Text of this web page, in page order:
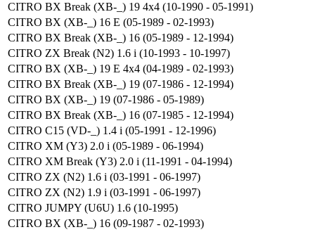
CITRO BX Break (XB-_) 19 4x4 (10-1990 - 05-1991)
CITRO BX (XB-_) 16 E (05-1989 - 02-1993)
CITRO BX Break (XB-_) 16 (05-1989 - 12-1994)
CITRO ZX Break (N2) 1.6 i (10-1993 - 10-1997)
CITRO BX (XB-_) 19 E 4x4 (04-1989 - 02-1993)
CITRO BX Break (XB-_) 19 (07-1986 - 12-1994)
CITRO BX (XB-_) 19 (07-1986 - 05-1989)
CITRO BX Break (XB-_) 16 (07-1985 - 12-1994)
CITRO C15 (VD-_) 1.4 i (05-1991 - 12-1996)
CITRO XM (Y3) 2.0 i (05-1989 - 06-1994)
CITRO XM Break (Y3) 2.0 i (11-1991 - 04-1994)
CITRO ZX (N2) 1.6 i (03-1991 - 06-1997)
CITRO ZX (N2) 1.9 i (03-1991 - 06-1997)
CITRO JUMPY (U6U) 1.6 (10-1995)
CITRO BX (XB-_) 16 (09-1987 - 02-1993)